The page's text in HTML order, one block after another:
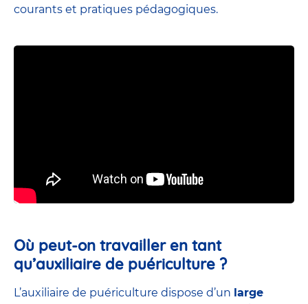
courants et pratiques pédagogiques.
Où peut-on travailler en tant
qu’auxiliaire de puériculture ?
L’auxiliaire de puériculture dispose d’un large